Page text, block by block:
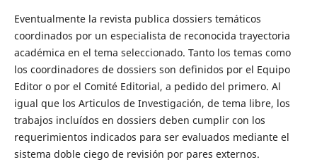
Eventualmente la revista publica dossiers temáticos
coordinados por un especialista de reconocida trayectoria
académica en el tema seleccionado. Tanto los temas como
los coordinadores de dossiers son definidos por el Equipo
Editor o por el Comité Editorial, a pedido del primero. Al
igual que los Articulos de Investigación, de tema libre, los
trabajos incluídos en dossiers deben cumplir con los
requerimientos indicados para ser evaluados mediante el
sistema doble ciego de revisión por pares externos.